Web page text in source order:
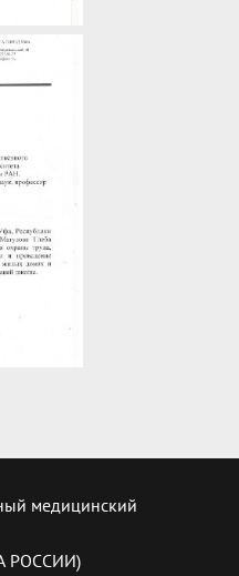
медицинский
РОССИИ)